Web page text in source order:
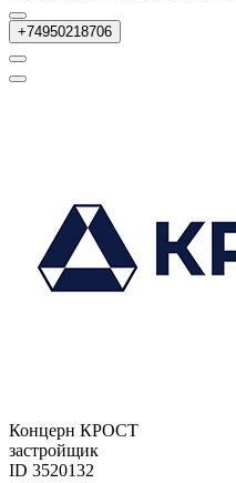
+74950218706
Концерн КРОСТ
застройщик
ID 3520132